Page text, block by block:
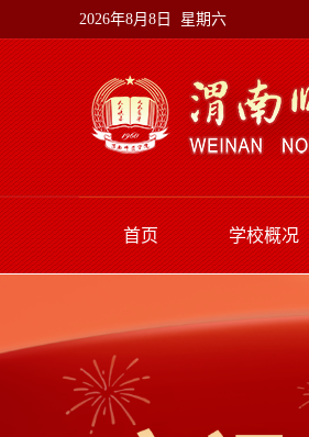
2026年8月8日 星期六
首页 学校概况